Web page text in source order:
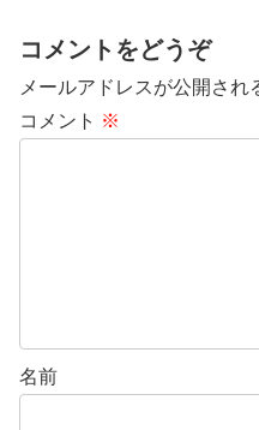
コメントをどうぞ
メールアドレスが公開され
コメント ※
名前